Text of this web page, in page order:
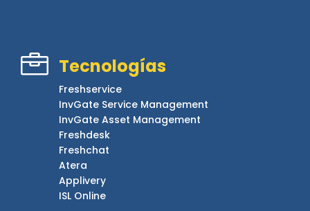
 Tecnologías
Freshservice
InvGate Service Management
InvGate Asset Management
Freshdesk
Freshchat
Atera
Applivery
ISL Online